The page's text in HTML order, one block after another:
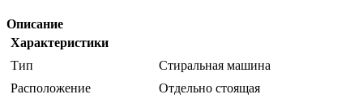
Описание
Характеристики
Тип
Стиральная машина
Расположение
Отдельно стоящая